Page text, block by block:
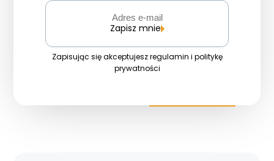
Zapisz mnie
Zapisując się akceptujesz regulamin i politykę
prywatności